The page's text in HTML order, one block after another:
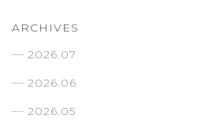
ARCHIVES
2026.07
2026.06
2026.05